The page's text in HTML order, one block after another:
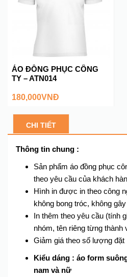
ÁO ĐỒNG PHỤC CÔNG
TY – ATN014
180,000VNĐ
CHI TIẾT
Thông tin chung :
Sản phẩm áo đồng phục
theo yêu cầu của khách
Hình in được in theo công
không bong tróc, không
In thêm theo yêu cầu (tính
nhóm, tên riêng từng thành
Giảm giá theo số lượng đặt
Kiểu dáng : áo form
nam và nữ